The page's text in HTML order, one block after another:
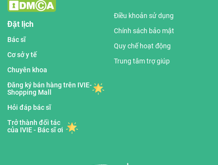
Đặt lịch
Bác sĩ
Cơ sở y tế
Chuyên khoa
Đăng ký bán hàng trên IVIE-
Shopping Mall
Hỏi đáp bác sĩ
Trở thành đối tác
của IVIE - Bác sĩ ơi
Điều khoản sử dụng
Chính sách bảo mật
Quy chế hoạt động
Trung tâm trợ giúp